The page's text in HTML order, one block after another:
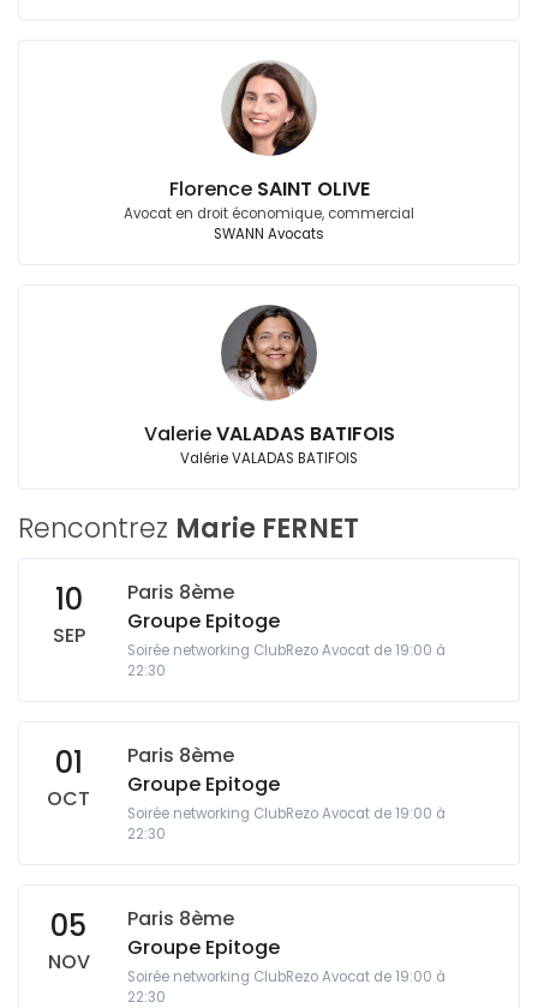
Florence SAINT OLIVE
Avocat en droit économique, commercial
SWANN Avocats
ValerieVALADAS BATIFOIS
Valérie VALADAS BATIFOIS
Rencontrez Marie FERNET
10
SEP
Paris 8ème
Groupe Epitoge
Soirée networking ClubRezo Avocat de 19:00 à
22:30
01
OCT
Paris 8ème
Groupe Epitoge
Soirée networking ClubRezo Avocat de 19:00 à
22:30
05
NOV
Paris 8ème
Groupe Epitoge
Soirée networking ClubRezo Avocat de 19:00 à
22:30